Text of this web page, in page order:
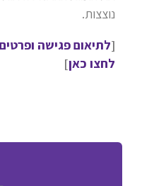
נוצצות.
[לתיאום פגישה
לחצו כאן]